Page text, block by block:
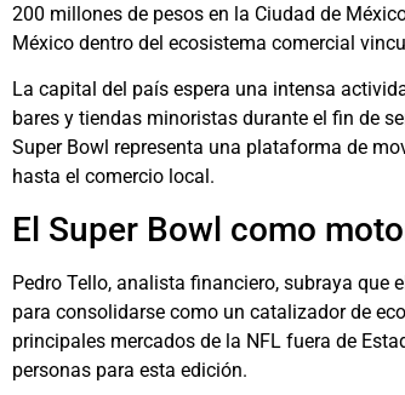
200 millones de pesos en la Ciudad de
México dentro del ecosistema comercial
La capital del país espera una intensa
bares y tiendas minoristas durante el fin de
Super Bowl representa una plataforma de
hasta el comercio local.
El Super Bowl como
Pedro Tello, analista financiero, subraya que
para consolidarse como un catalizador de
principales mercados de la NFL fuera de
personas para esta edición.